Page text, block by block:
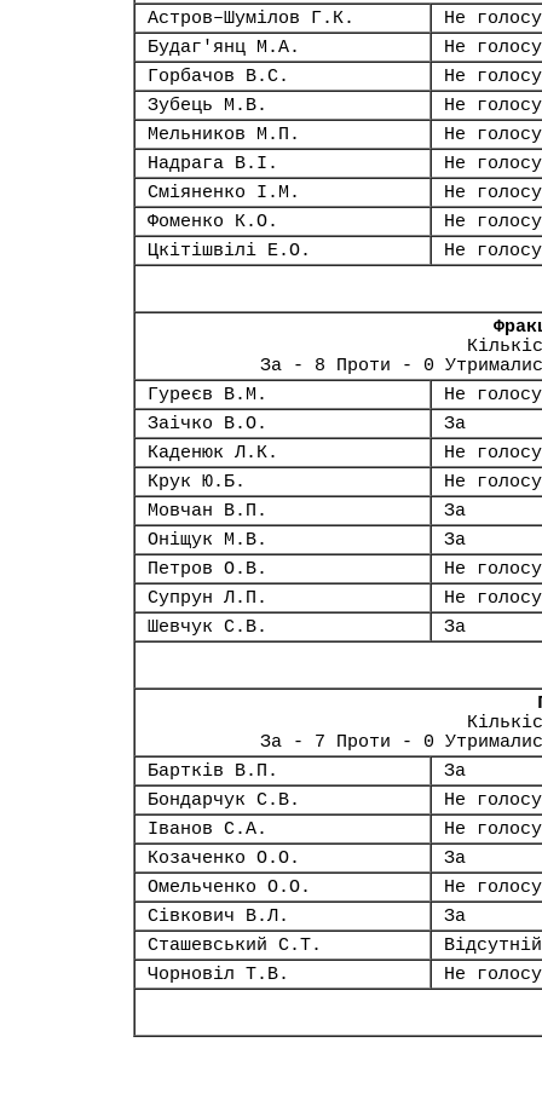
Астров–Шумілов Г.К.
Не
Будаг'янц М.А.
Не
Горбачов В.С.
Не
Зубець М.В.
Не
Мельников М.П.
Не
Надрага В.І.
Не
Сміяненко І.М.
Не
Фоменко К.О.
Не
Цкітішвілі Е.О.
Не
За - 8 Проти - 0
Гуреєв В.М.
Не
Заічко В.О.
За
Каденюк Л.К.
Не
Крук Ю.Б.
Не
Мовчан В.П.
За
Оніщук М.В.
За
Петров О.В.
Не
Супрун Л.П.
Не
Шевчук С.В.
За
За - 7 Проти - 0
Бартків В.П.
За
Бондарчук С.В.
Не
Іванов С.А.
Не
Козаченко О.О.
За
Омельченко О.О.
Не
Сівкович В.Л.
За
Сташевський С.Т.
Відсутній
Чорновіл Т.В.
Не